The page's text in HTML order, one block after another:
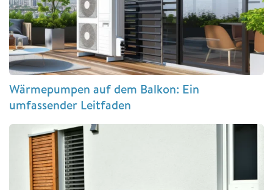
Wärmepumpen auf dem Balkon: Ein
umfassender Leitfaden